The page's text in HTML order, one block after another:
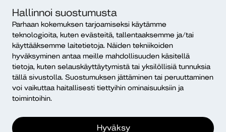
Hallinnoi suostumusta
Parhaan kokemuksen tarjoamiseksi käytämme
teknologioita, kuten evästeitä, tallentaaksemme ja/tai
käyttääksemme laitetietoja. Näiden tekniikoiden
hyväksyminen antaa meille mahdollisuuden käsitellä
tietoja, kuten selauskäyttäytymistä tai yksilöllisiä tunnuksia
tällä sivustolla. Suostumuksen jättäminen tai peruuttaminen
voi vaikuttaa haitallisesti tiettyihin ominaisuuksiin ja
toimintoihin.
Hyväksy
kehityskohteet
Joakim Zitting, Liisa Björklund
4Q
hyvinvointi opiskelu
osallisuus
yhteistyö